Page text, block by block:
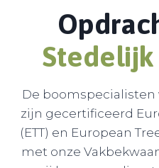
Stedelijk
De boomspecialisten
zijn gecertificeerd
(ETT) en European
met onze